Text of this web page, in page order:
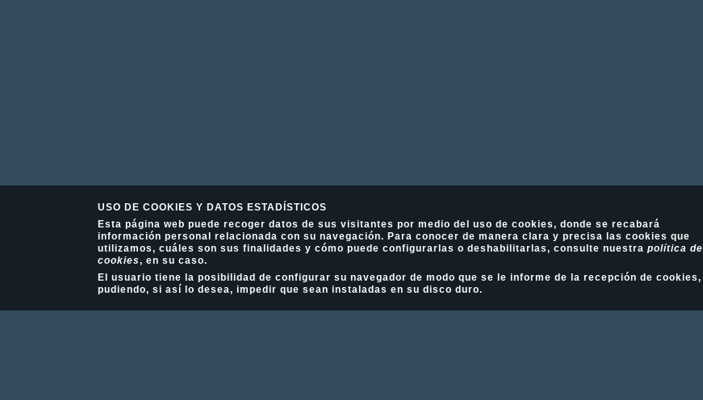
USO DE COOKIES Y DATOS ESTADÍSTICOS
Esta página web puede recoger datos de sus visitantes por medio del uso de cookies, donde se recabará
información personal relacionada con su navegación. Para conocer de manera clara y precisa las cookies que
utilizamos, cuáles son sus finalidades y cómo puede configurarlas o deshabilitarlas, consulte nuestra política de
cookies, en su caso.
El usuario tiene la posibilidad de configurar su navegador de modo que se le informe de la recepción de cookies,
pudiendo, si así lo desea, impedir que sean instaladas en su disco duro.